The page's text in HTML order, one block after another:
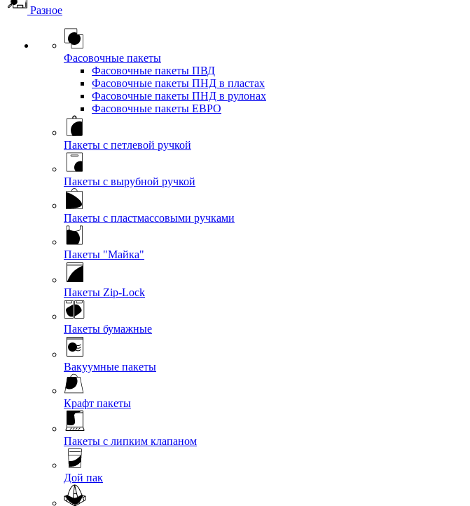
Разное
Фасовочные пакеты
Фасовочные пакеты ПВД
Фасовочные пакеты ПНД в пластах
Фасовочные пакеты ПНД в рулонах
Фасовочные пакеты ЕВРО
Пакеты с петлевой ручкой
Пакеты с вырубной ручкой
Пакеты с пластмассовыми ручками
Пакеты "Майка"
Пакеты Zip-Lock
Пакеты бумажные
Вакуумные пакеты
Крафт пакеты
Пакеты с липким клапаном
Дой пак